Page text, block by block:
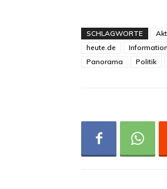
SCHLAGWORTE
heute.de
Panorama
Politik